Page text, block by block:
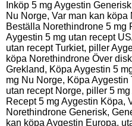
Inköp 5 mg Aygestin
Nu Norge, Var man kan
Beställa Norethindrone 5 mg
Aygestin 5 mg utan recept
utan recept Turkiet, piller
köpa Norethindrone Över
Grekland, Köpa Aygestin 5
mg Nu Norge, Köpa
utan recept Norge, piller 5
Recept 5 mg Aygestin Köpa,
Norethindrone Generisk,
kan köpa Aygestin Europa,